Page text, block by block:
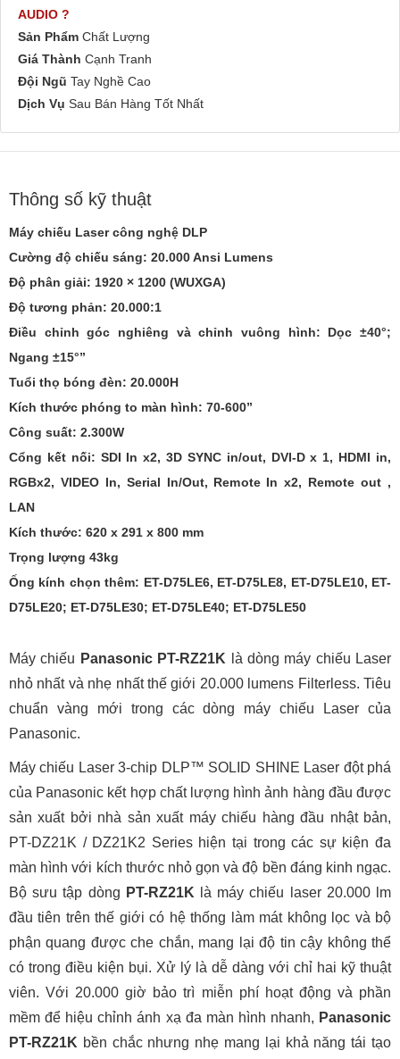
AUDIO ?
Sản Phẩm Chất Lượng
Giá Thành Cạnh Tranh
Đội Ngũ Tay Nghề Cao
Dịch Vụ Sau Bán Hàng Tốt Nhất
Thông số kỹ thuật
Máy chiếu Laser công nghệ DLP
Cường độ chiếu sáng: 20.000 Ansi Lumens
Độ phân giải: 1920 × 1200 (WUXGA)
Độ tương phản: 20.000:1
Điều chỉnh góc nghiêng và chỉnh vuông hình: Dọc ±40°;
Ngang ±15°”
Tuổi thọ bóng đèn: 20.000H
Kích thước phóng to màn hình: 70-600”
Công suất: 2.300W
Cổng kết nối: SDI In x2, 3D SYNC in/out, DVI-D x 1, HDMI in,
RGBx2, VIDEO In, Serial In/Out, Remote In x2, Remote out ,
LAN
Kích thước: 620 x 291 x 800 mm
Trọng lượng 43kg
Ống kính chọn thêm: ET-D75LE6, ET-D75LE8, ET-D75LE10, ET-
D75LE20; ET-D75LE30; ET-D75LE40; ET-D75LE50
Máy chiếu Panasonic PT-RZ21K là dòng máy chiếu Laser
nhỏ nhất và nhẹ nhất thế giới 20.000 lumens Filterless. Tiêu
chuẩn vàng mới trong các dòng máy chiếu Laser của
Panasonic.
Máy chiếu Laser 3-chip DLP™ SOLID SHINE Laser đột phá
của Panasonic kết hợp chất lượng hình ảnh hàng đầu được
sản xuất bởi nhà sản xuất máy chiếu hàng đầu nhật bản,
PT-DZ21K / DZ21K2 Series hiện tại trong các sự kiện đa
màn hình với kích thước nhỏ gọn và độ bền đáng kinh ngạc.
Bộ sưu tập dòng PT-RZ21K là máy chiếu laser 20.000 lm
đầu tiên trên thế giới có hệ thống làm mát không lọc và bộ
phận quang được che chắn, mang lại độ tin cậy không thể
có trong điều kiện bụi. Xử lý là dễ dàng với chỉ hai kỹ thuật
viên. Với 20.000 giờ bảo trì miễn phí hoạt động và phần
mềm để hiệu chỉnh ánh xạ đa màn hình nhanh, Panasonic
PT-RZ21K bền chắc nhưng nhẹ mang lại khả năng tái tạo